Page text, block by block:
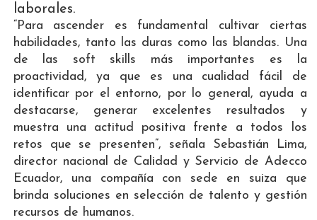
laborales.
“Para ascender es fundamental cultivar ciertas
habilidades, tanto las duras como las blandas. Una
de las soft skills más importantes es la
proactividad, ya que es una cualidad fácil de
identificar por el entorno, por lo general, ayuda a
destacarse, generar excelentes resultados y
muestra una actitud positiva frente a todos los
retos que se presenten”, señala Sebastián Lima,
director nacional de Calidad y Servicio de Adecco
Ecuador, una compañía con sede en suiza que
brinda soluciones en selección de talento y gestión
recursos de humanos.